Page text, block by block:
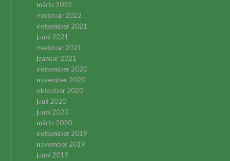
märts 2022
veebruar 2022
detsember 2021
juuni 2021
veebruar 2021
jaanuar 2021
detsember 2020
november 2020
oktoober 2020
juuli 2020
juuni 2020
märts 2020
detsember 2019
november 2019
juuni 2019